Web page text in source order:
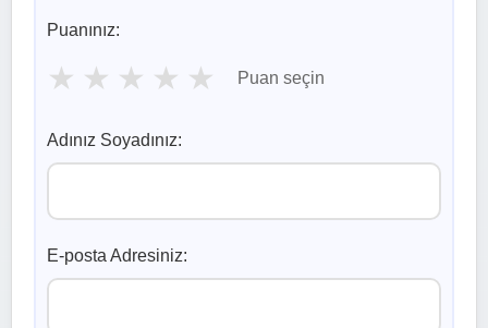
Puanınız:
★ ★ ★ ★ ★ Puan seçin
Adınız Soyadınız:
E-posta Adresiniz: